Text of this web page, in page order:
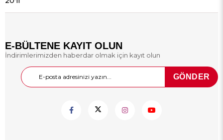
E-BÜLTENE KAYIT OLUN
İndirimlerimizden haberdar olmak için kayıt olun
GÖNDER